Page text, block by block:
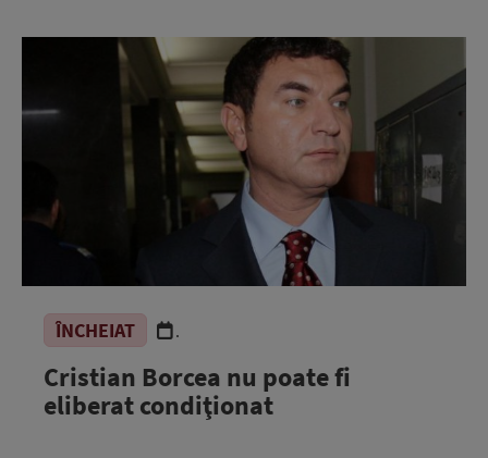
ÎNCHEIAT .
Cristian Borcea nu poate fi
eliberat condiţionat